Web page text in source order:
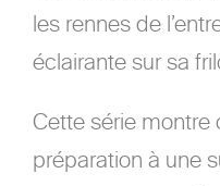
les rennes de
éclairante sur sa
Cette série montre
préparation à une